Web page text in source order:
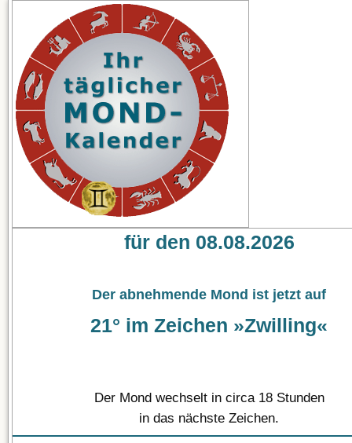
für den 08.08.2026
Der abnehmende Mond ist jetzt auf
21° im Zeichen »Zwilling«
Der Mond wechselt in circa 18 Stunden
in das nächste Zeichen.